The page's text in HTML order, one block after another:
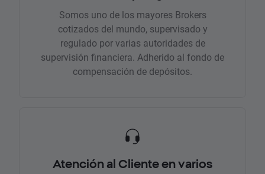
Somos uno de los mayores Brokers
cotizados del mundo, supervisado y
regulado por varias autoridades de
supervisión financiera. Adherido al fondo de
compensación de depósitos.
Atención al Cliente en varios